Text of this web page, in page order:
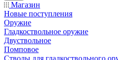
Магазин
Новые поступления
Оружие
Гладкоствольное оружие
Двуствольное
Помповое
Стволы для гладкоствольного